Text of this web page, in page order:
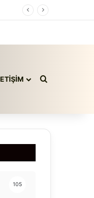
Arama yap
105